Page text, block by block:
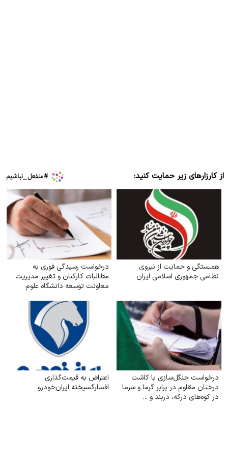
از کارزارهای زیر حمایت کنید:
همبستگی و حمایت از نیروی
نظامی جمهوری اسلامی ایران
درخواست رسیدگی فوری به
مطالبات کارکنان و تغییر مدیریت
معاونت توسعه دانشگاه علوم
درخواست جنگل‌سازی با کاشت
درختان مقاوم در برابر گرما و سرما
در کوه‌های درکه، دربند و ...
اعتراض به قیمت‌گذاری
افسارگسیخته ایران‌خودرو